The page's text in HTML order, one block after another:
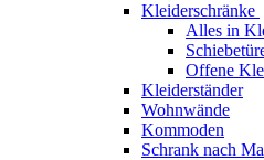
Kleiderschränke
Alles in
Offene
Kleiderständer
Wohnwände
Kommoden
Schrank nach